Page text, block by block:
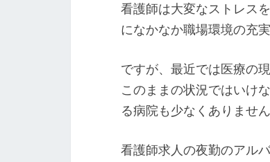
看護師は大変なストレス
になかなか職場環境の充
ですが、最近では医療の
このままの状況ではいけ
る病院も少なくありません
看護師求人の夜勤のアル